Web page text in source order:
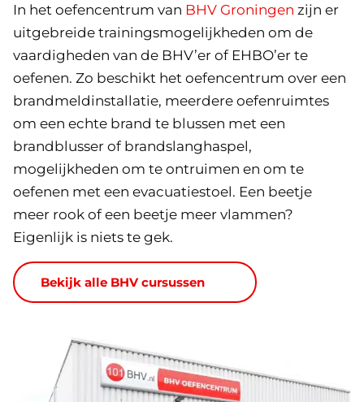
In het oefencentrum van BHV Groningen zijn er
uitgebreide trainingsmogelijkheden om de
vaardigheden van de BHV’er of EHBO’er te
oefenen. Zo beschikt het oefencentrum over een
brandmeldinstallatie, meerdere oefenruimtes
om een echte brand te blussen met een
brandblusser of brandslanghaspel,
mogelijkheden om te ontruimen en om te
oefenen met een evacuatiestoel. Een beetje
meer rook of een beetje meer vlammen?
Eigenlijk is niets te gek.
Bekijk alle BHV cursussen